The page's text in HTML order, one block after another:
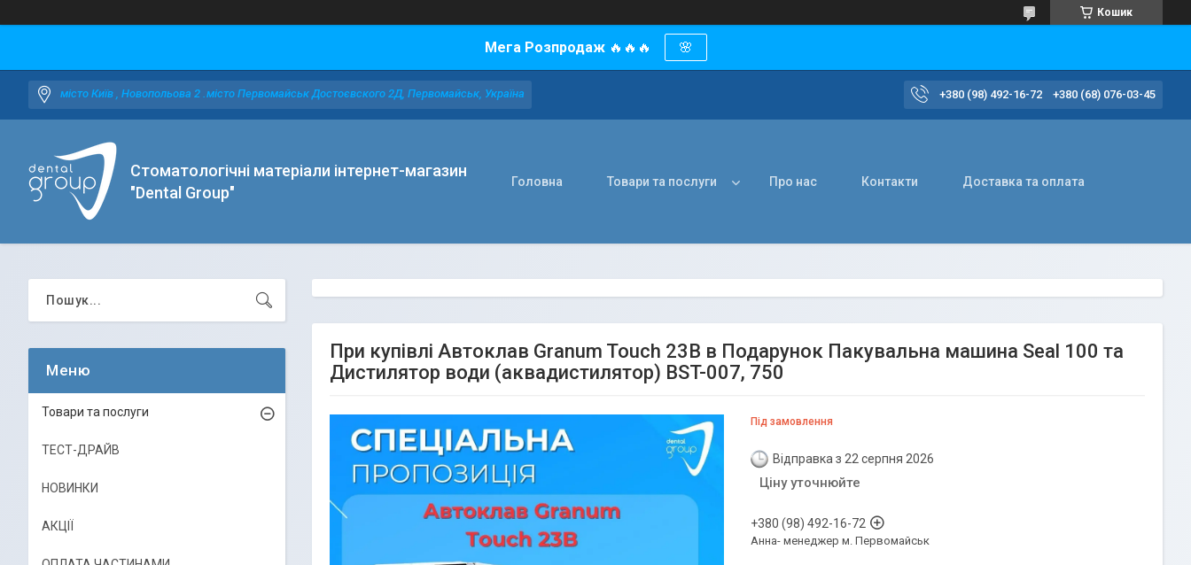
Кошик
Мега Розпродаж 🔥🔥🔥 🌸
місто Київ , Новопольова 2 .місто Первомайськ Достоєвского 2Д, Первомайськ, Україна +380 (98) 492-16-72 +380 (68) 076-03-45
Стоматологічні матеріали інтернет-магазин
"Dental Group"
Головна Товари та послуги Про нас Контакти Доставка та оплата
При купівлі Автоклав Granum Touch 23B в Подарунок Пакувальна машина Seal 100 та
Дистилятор води (аквадистилятор) BST-007, 750
Під замовлення
Відправка з 22 серпня 2026
Ціну уточнюйте
+380 (98) 492-16-72
Анна- менеджер м. Первомайськ
Товари та послуги
ТЕСТ-ДРАЙВ
НОВИНКИ
АКЦІЇ